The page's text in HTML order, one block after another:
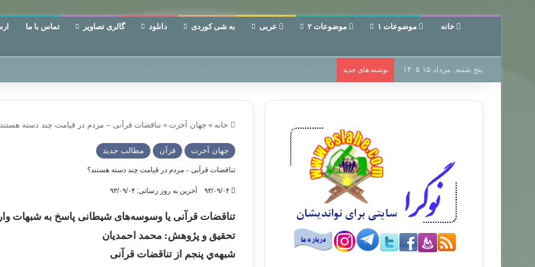
خانه موضوعات ۱ موضوعات ۲ عربی به شی کوردی دانلود گالری تصاویر تماس با ما
پنج شنبه, مرداد ۱۵ ۱۴۰۵ نوشته های جدید
خانه » جهان آخرت » تناقضات قرآنی – مردم در قیامت چند دسته
جهان آخرت قرآن مطالب جدید
تناقضات قرآنی – مردم در قیامت چند دسته هستند؟
۹۳/۰۹/۰۴ آخرین به روز رسانی: ۹۳/۰۹/۰۴
تناقضات قرآنی یا وسوسه‌های شیطانی پاسخ به شبهات
تحقیق و پژوهش: محمد احمدیان
شبهه‌ي پنجم از تناقضات قرآنی